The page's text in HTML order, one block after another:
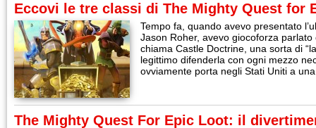
Eccovi le tre classi di The Mighty Quest for
Tempo fa, quando avevo presentato
Jason Roher, avevo giocoforza
chiama Castle Doctrine, una sorta di
legittimo difenderla con ogni mezzo
ovviamente porta negli Stati Uniti a
The Mighty Quest For Epic Loot: il